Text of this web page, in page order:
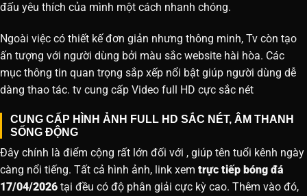
đấu yêu thích của mình một cách nhanh chóng.
Ngoài việc có thiết kế đơn giản nhưng thông minh, Tv còn tạo
ấn tượng với người dùng bởi màu sắc website hài hòa. Các
mục thông tin quan trọng sắp xếp nổi bật giúp người dùng dễ
dàng thao tác. tv cung cấp Video full HD cực sắc nét
CUNG CẤP HÌNH ẢNH FULL HD SẮC NÉT, ÂM THANH
SỐNG ĐỘNG
Đây chính là điểm cộng rất lớn đối với , giúp tên tuổi kênh ngày
càng nổi tiếng. Tất cả hình ảnh, link xem trực tiếp bóng đá
17/04/2026 tại đều có độ phân giải cực kỳ cao. Thêm vào đó,